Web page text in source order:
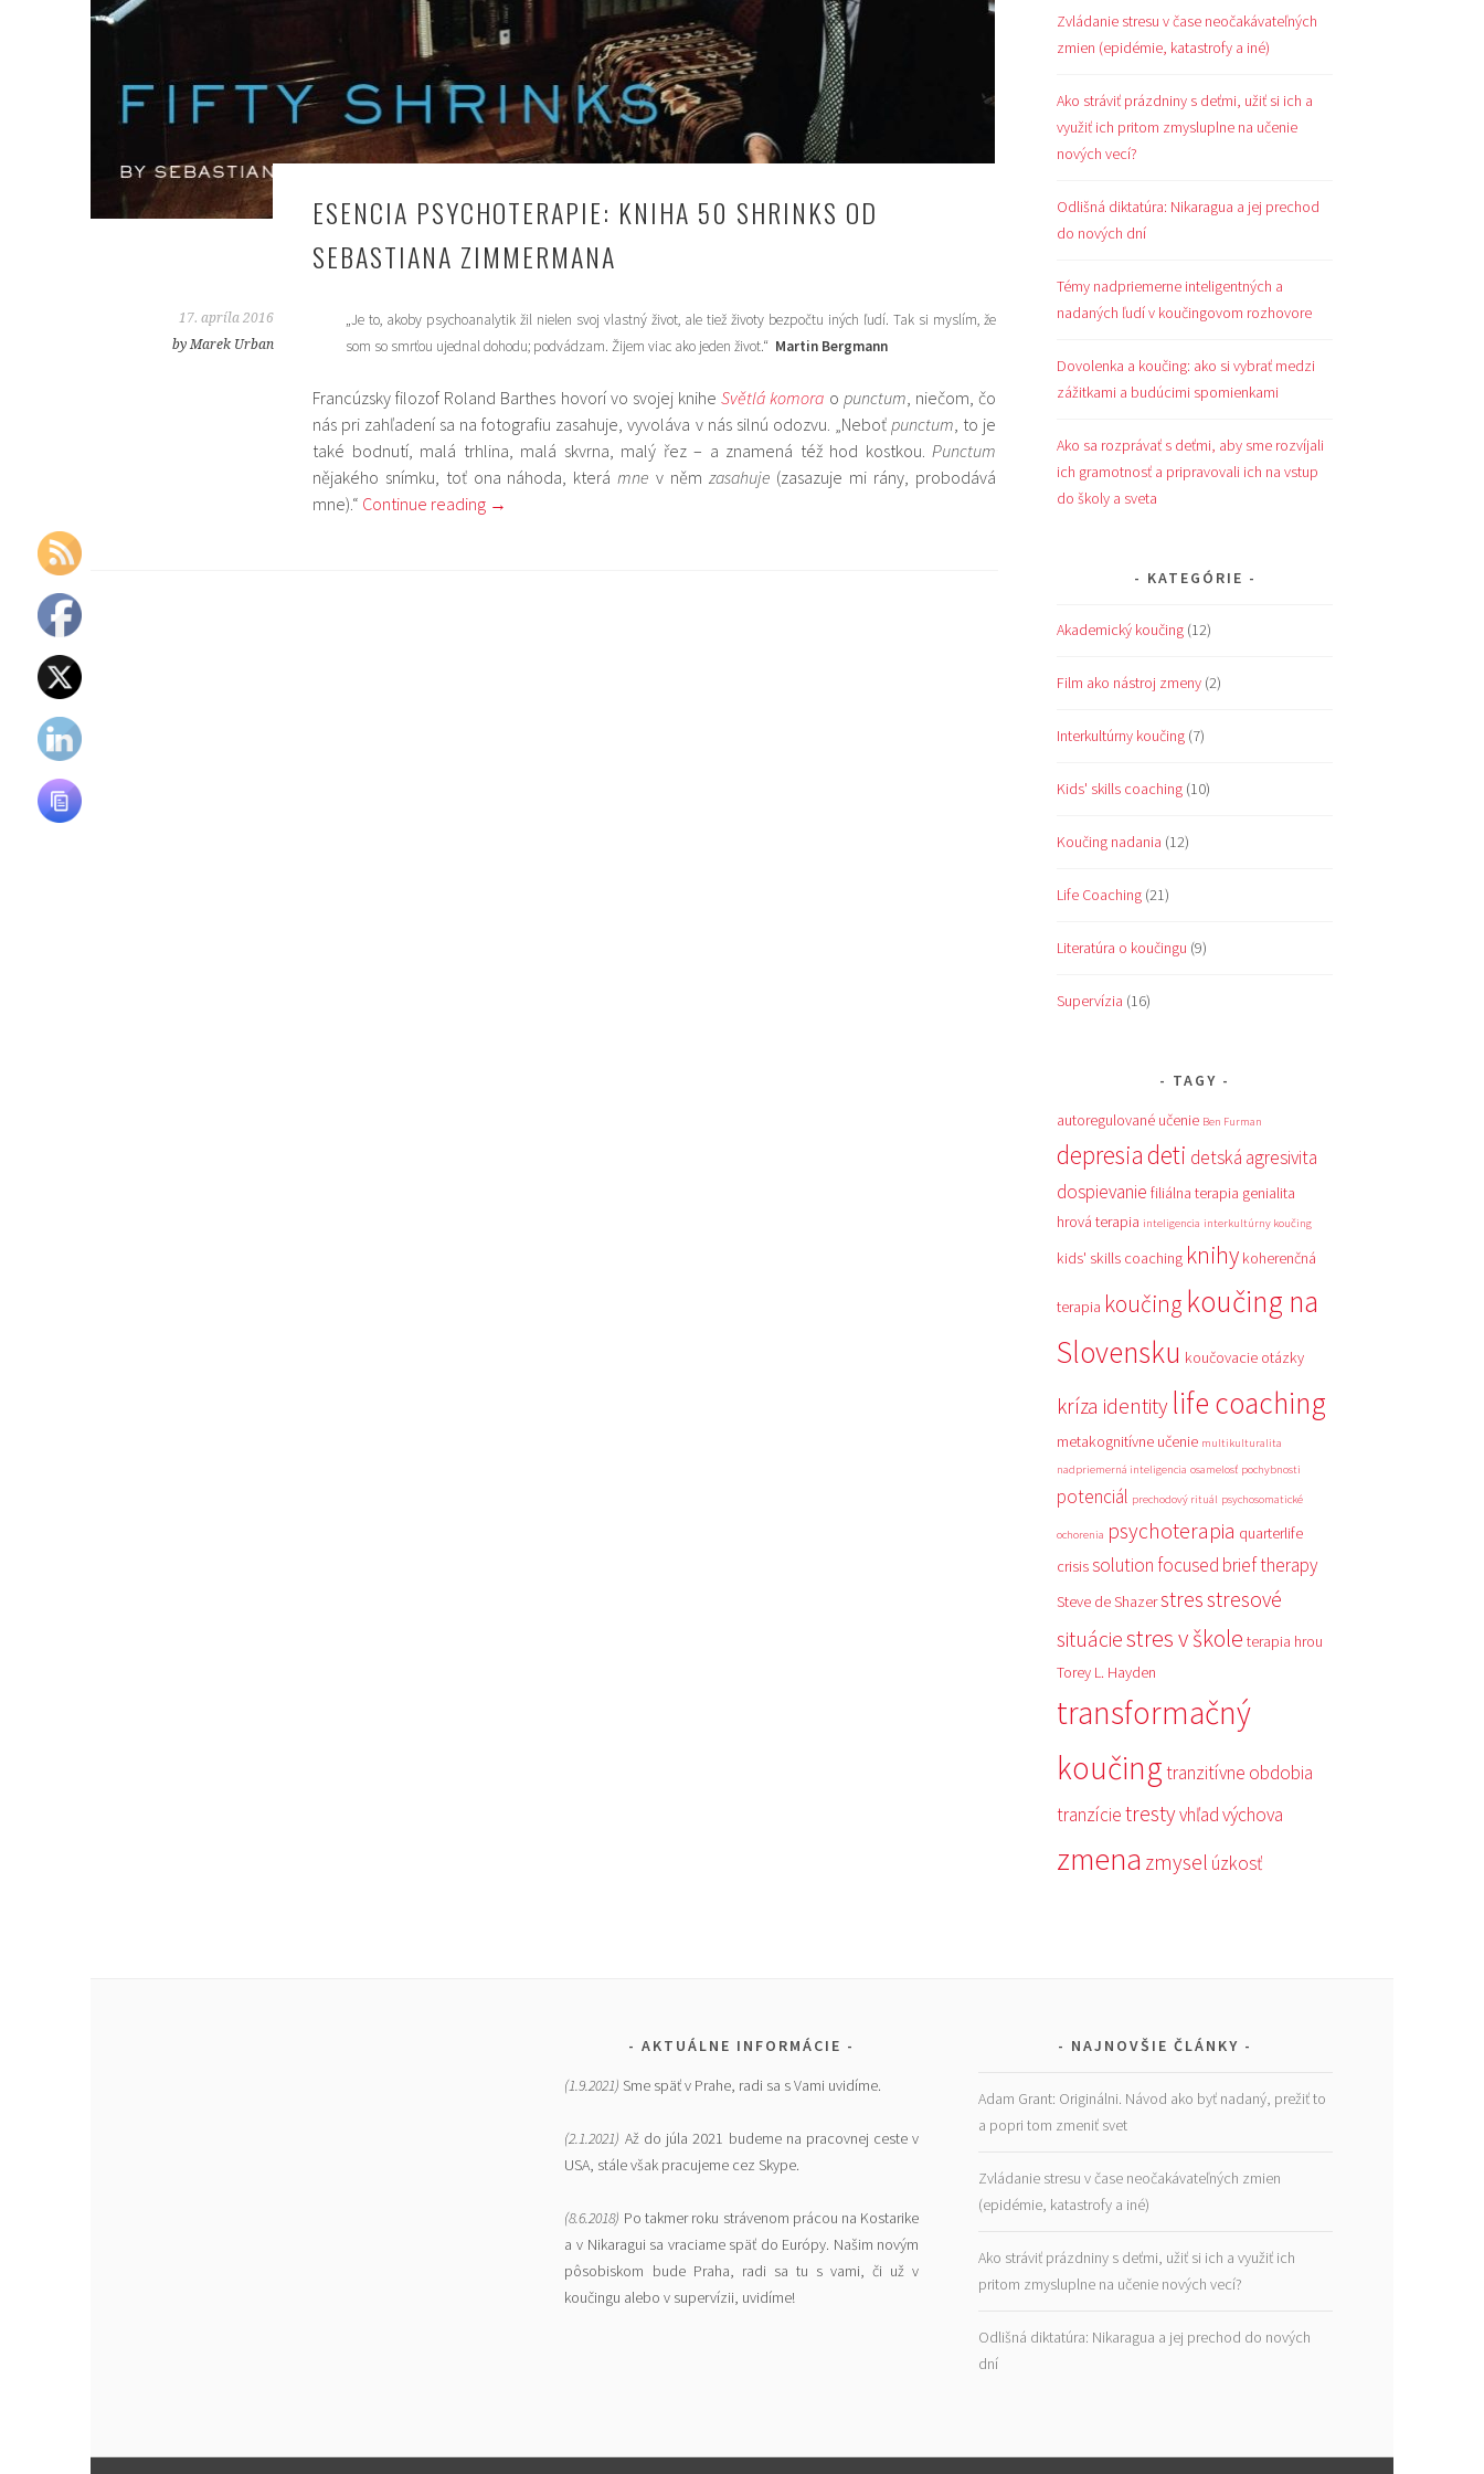
ESENCIA PSYCHOTERAPIE: KNIHA 50 SHRINKS OD
SEBASTIANA ZIMMERMANA
17. apríla 2016
by Marek Urban
„Je to, akoby psychoanalytik žil nielen svoj vlastný život, ale tiež životy bezpočtu iných ľudí. Tak si myslím, že
som so smrťou ujednal dohodu; podvádzam. Žijem viac ako jeden život.“ Martin Bergmann
Francúzsky filozof Roland Barthes hovorí vo svojej kniheSvětlá komora o punctum , niečom, čo
nás pri zahľadení sa na fotografiu zasahuje, vyvoláva v nás silnú odozvu. „Neboť punctum , to je
také bodnutí, malá trhlina, malá skvrna, malý řez – a znamená též hod kostkou. Punctum
nějakého snímku, toť ona náhoda, která mne v něm zasahuje (zasazuje mi rány, probodává
mne).“ Continue reading →
Zvládanie stresu v čase neočakávateľných
zmien (epidémie, katastrofy a iné)
Ako stráviť prázdniny s deťmi, užiť si ich a
využiť ich pritom zmysluplne na učenie
nových vecí?
Odlišná diktatúra: Nikaragua a jej prechod
do nových dní
Témy nadpriemerne inteligentných a
nadaných ľudí v koučingovom rozhovore
Dovolenka a koučing: ako si vybrať medzi
zážitkami a budúcimi spomienkami
Ako sa rozprávať s deťmi, aby sme rozvíjali
ich gramotnosť a pripravovali ich na vstup
do školy a sveta
KATEGÓRIE
Akademický koučing (12)
Film ako nástroj zmeny (2)
Interkultúrny koučing (7)
Kids' skills coaching (10)
Koučing nadania (12)
Life Coaching (21)
Literatúra o koučingu (9)
Supervízia (16)
TAGY
autoregulované učenie Ben Furman
depresiadeti detská agresivita
dospievanie filiálna terapia genialita
hrová terapia inteligencia interkultúrny koučing
kids' skills coaching knihy koherenčná
terapia koučing koučing na
Slovensku koučovacie otázky
kríza identity life coaching
metakognitívne učenie multikulturalita
nadpriemerná inteligencia osamelosť pochybnosti
potenciál prechodový rituál psychosomatické
ochorenia psychoterapia quarterlife
crisissolution focused brief therapy
Steve de Shazerstresstresové
situáciestres v škole terapia hrou
Torey L. Hayden
transformačný
koučingtranzitívne obdobia
tranzícietrestyvhľadvýchova
zmena zmysel úzkosť
AKTUÁLNE INFORMÁCIE
(1.9.2021) Sme späť v Prahe, radi sa s Vami uvidíme.
(2.1.2021) Až do júla 2021 budeme na pracovnej ceste v
USA, stále však pracujeme cez Skype.
(8.6.2018) Po takmer roku strávenom prácou na Kostarike
a v Nikaragui sa vraciame späť do Európy. Našim novým
pôsobiskom bude Praha, radi sa tu s vami, či už v
koučingu alebo v supervízii, uvidíme!
NAJNOVŠIE ČLÁNKY
Adam Grant: Originálni. Návod ako byť nadaný, prežiť to
a popri tom zmeniť svet
Zvládanie stresu v čase neočakávateľných zmien
(epidémie, katastrofy a iné)
Ako stráviť prázdniny s deťmi, užiť si ich a využiť ich
pritom zmysluplne na učenie nových vecí?
Odlišná diktatúra: Nikaragua a jej prechod do nových
dní